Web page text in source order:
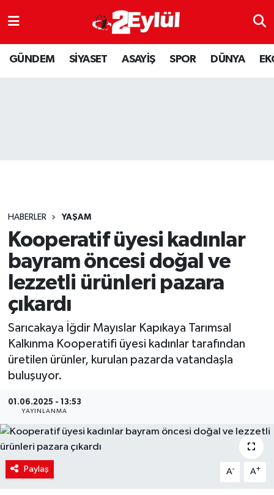
GÜNDEM SİYASET ASAYİŞ SPOR DÜNYA
HABERLER YAŞAM
Kooperatif üyesi kadınlar
bayram öncesi doğal ve
lezzetli ürünleri pazara
çıkardı
Sarıcakaya İğdir Mayıslar Kapıkaya Tarımsal
Kalkınma Kooperatifi üyesi kadınlar tarafından
üretilen ürünler, kurulan pazarda vatandaşla
buluşuyor.
01.06.2025 - 13:53
YAYINLANMA
Paylaş A- A+
ASAYİŞ
DÜNYA
SPOR
YAŞAM
Nöbetçi Eczaneler
Hava Durumu
Son Dakika Haberleri
Haber Arşivi